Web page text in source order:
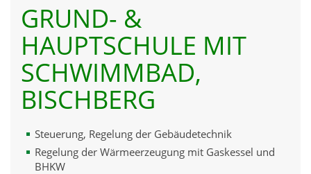
GRUND- &
HAUPTSCHULE MIT
SCHWIMMBAD,
BISCHBERG
Steuerung, Regelung der Gebäudetechnik
Regelung der Wärmeerzeugung mit Gaskessel und
BHKW